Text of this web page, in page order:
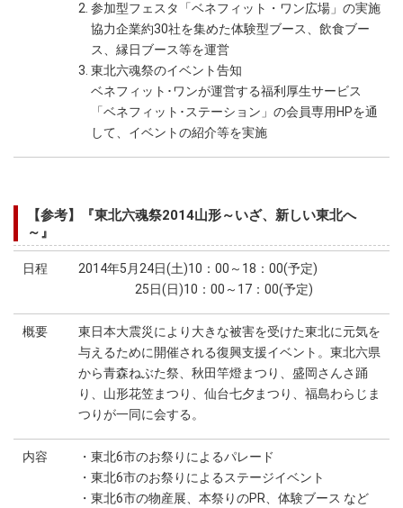
2. 参加型フェスタ「ベネフィット・ワン広場」の実施
協力企業約30社を集めた体験型ブース、飲食ブー
ス、縁日ブース等を運営
3. 東北六魂祭のイベント告知
ベネフィット･ワンが運営する福利厚生サービス
「ベネフィット･ステーション」の会員専用HPを通
して、イベントの紹介等を実施
【参考】『東北六魂祭2014山形～いざ、新しい東北へ
～』
日程
2014年5月24日(土)10：00～18：00(予定)
25日(日)10：00～17：00(予定)
概要
東日本大震災により大きな被害を受けた東北に元気を
与えるために開催される復興支援イベント。東北六県
から青森ねぶた祭、秋田竿燈まつり、盛岡さんさ踊
り、山形花笠まつり、仙台七夕まつり、福島わらじま
つりが一同に会する。
内容
・東北6市のお祭りによるパレード
・東北6市のお祭りによるステージイベント
・東北6市の物産展、本祭りのPR、体験ブース など